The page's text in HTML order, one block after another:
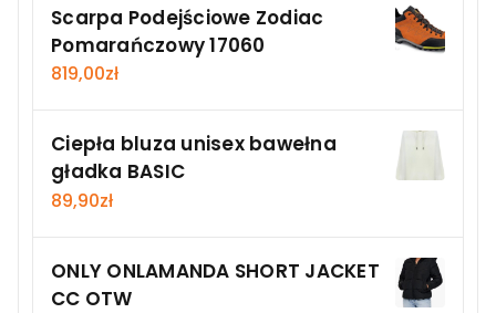
Scarpa Podejściowe Zodiac
Pomarańczowy 17060
819,00zł
Ciepła bluza unisex bawełna
gładka BASIC
89,90zł
ONLY ONLAMANDA SHORT JACKET
CC OTW